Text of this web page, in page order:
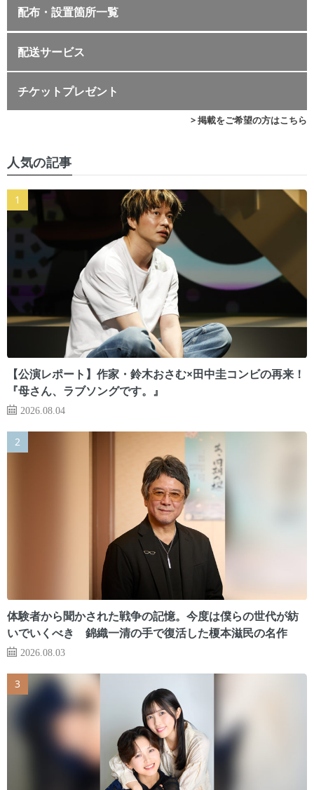
配布・設置箇所一覧
配送サービス
チケットプレゼント
> 掲載をご希望の方はこちら
人気の記事
【公演レポート】作家・鈴木おさむ×田中圭コンビの再来！
『母さん、ラブソングです。』
2026.08.04
体験者から聞かされた戦争の記憶。今度は僕らの世代が紡
いでいくべき 錦織一清の手で復活した榎本滋民の名作
2026.08.03